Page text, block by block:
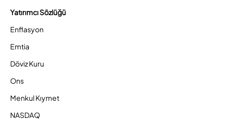
Yatırımcı Sözlüğü
Enflasyon
Emtia
Döviz Kuru
Ons
Menkul Kıymet
NASDAQ